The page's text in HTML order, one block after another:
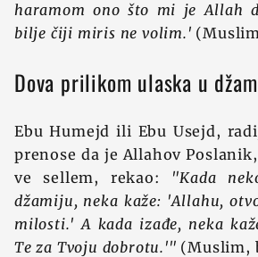
haramom ono što mi je Allah
bilje čiji miris ne volim.'
Dova prilikom ulaska u
Ebu Humejd ili Ebu Usejd,
prenose da je Allahov
ve sellem, rekao: "Kada
džamiju, neka kaže: 'Allahu,
milosti.' A kada izađe, neka
Te za Tvoju dobrotu.'" (Muslim,